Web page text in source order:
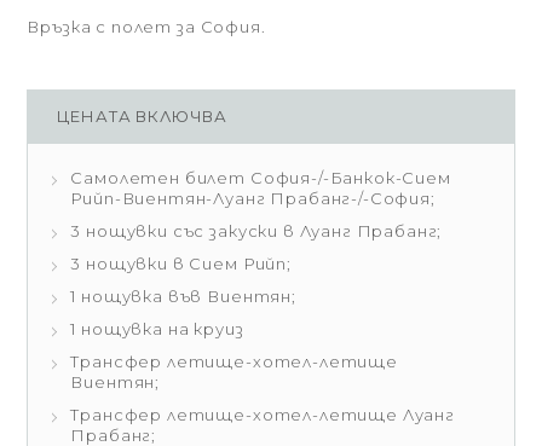
Връзка с полет за София.
ЦЕНАТА ВКЛЮЧВА
Самолетен билет София-/-Банкок-Сием
Рийп-Виентян-Луанг Прабанг-/-София;
3 нощувки със закуски в Луанг Прабанг;
3 нощувки в Сием Рийп;
1 нощувка във Виентян;
1 нощувка на круиз
Трансфер летище-хотел-летище
Виентян;
Трансфер летище-хотел-летище Луанг
Прабанг;